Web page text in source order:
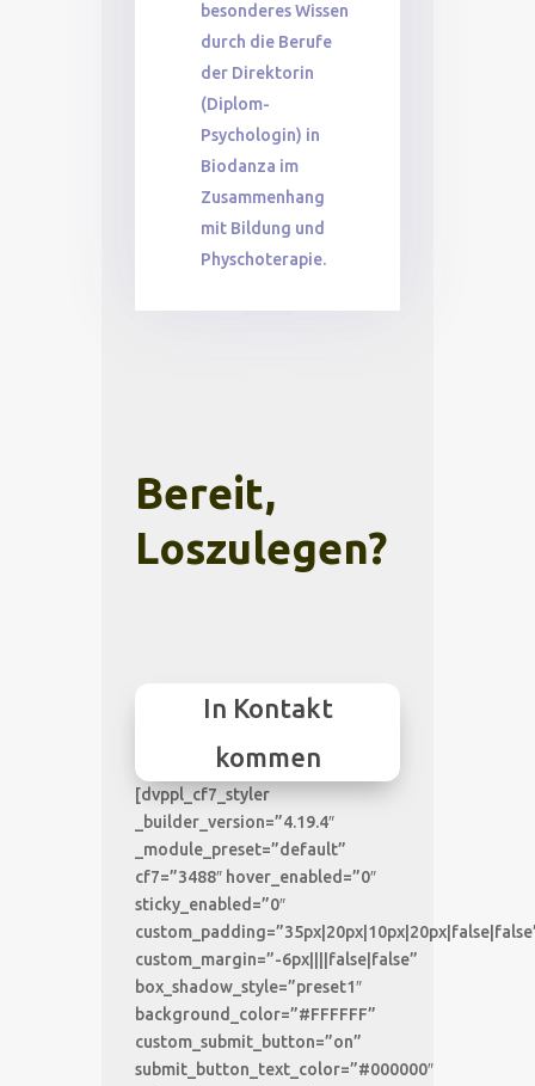
besonderes Wissen
durch die Berufe
der Direktorin
(Diplom-
Psychologin) in
Biodanza im
Zusammenhang
mit Bildung und
Physchoterapie.
Bereit,
Loszulegen?
In Kontakt
kommen
[dvppl_cf7_styler
_builder_version=”4.19.4″
_module_preset=”default”
cf7=”3488″ hover_enabled=”0″
sticky_enabled=”0″
custom_margin=”-6px||||false|false”
box_shadow_style=”preset1″
background_color=”#FFFFFF”
custom_submit_button=”on”
submit_button_text_color=”#000000″